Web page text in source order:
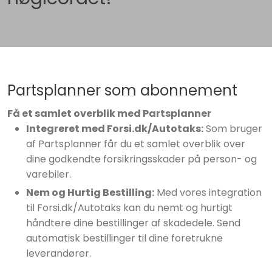
Partsplanner som abonnement​
Få et samlet overblik med Partsplanner
Integreret med Forsi.dk/Autotaks:Som bruger
af Partsplanner får du et samlet overblik over
dine godkendte forsikringsskader på person- og
varebiler.
Nem og Hurtig Bestilling: Med vores integration
til Forsi.dk/Autotaks kan du nemt og hurtigt
håndtere dine bestillinger af skadedele. Send
automatisk bestillinger til dine foretrukne
leverandører.